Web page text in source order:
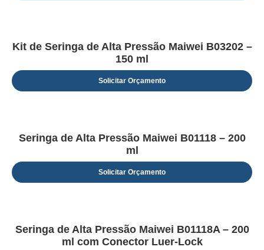
Kit de Seringa de Alta Pressão Maiwei B03202 –
150 ml
Solicitar Orçamento
Seringa de Alta Pressão Maiwei B01118 – 200
ml
Solicitar Orçamento
Seringa de Alta Pressão Maiwei B01118A – 200
ml com Conector Luer-Lock